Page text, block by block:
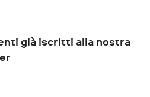
già iscritti alla nostra